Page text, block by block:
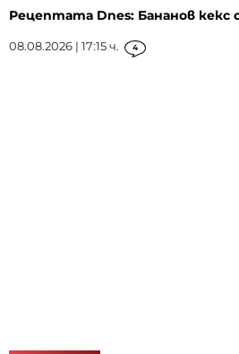
Рецептата Dnes: Бананов кекс
08.08.2026 | 17:15 ч. 4